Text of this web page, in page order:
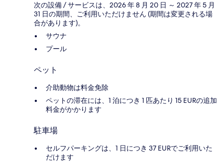
次の設備 / サービスは、2026 年 8 月 20 日 ～ 2027 年 5 月
31 日の期間、ご利用いただけません (期間は変更される場
合があります)。
サウナ
プール
ペット
介助動物は料金免除
ペットの滞在には、1 泊につき 1 匹あたり 15 EURの追加
料金がかかります
駐車場
セルフパーキングは、1 日につき 37 EURでご利用いた
だけます